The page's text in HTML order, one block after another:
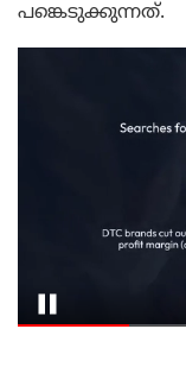
പങ്കെടുക്കുന്നത്.